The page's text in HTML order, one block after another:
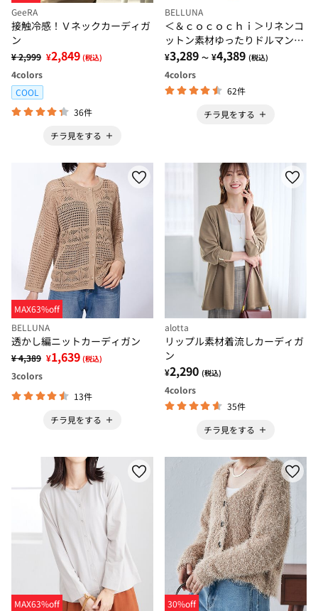
GeeRA
接触冷感！Ｖネックカーディガ
ン
¥ 2,999 ¥2,849 (税込)
4colors
COOL
36件
チラ見をする
BELLUNA
＜＆ｃｏｃｏｃｈｉ＞リネンコ
ットン素材ゆったりドルマンカ
ーディガン
¥3,289 ～ ¥4,389 (税込)
4colors
62件
チラ見をする
MAX63%off
BELLUNA
透かし編ニットカーディガン
¥ 4,389 ¥1,639 (税込)
3colors
13件
チラ見をする
alotta
リップル素材着流しカーディガ
ン
¥2,290 (税込)
4colors
35件
チラ見をする
MAX63%off
30%off